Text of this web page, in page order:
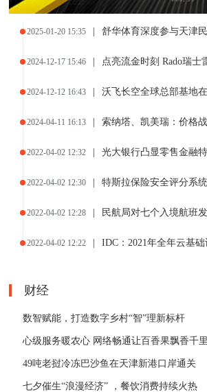
2025-01-20 15:35 舒华体育深度参与天津民
2024-12-17 15:46 点亮流金时刻 Rado瑞士
2024-12-12 16:43 沃飞长空全球总部基地
2024-04-11 16:13 索纳塔、凯美瑞：价格
2022-04-02 12:32 光大银行凸显零售金融
2022-04-02 12:30 特斯拉保险安全评分系
2022-04-02 12:28 民航局对七个入境航班
2022-04-02 12:22 IDC：2021年全年云基础
财经
数智赋能，打造数字乡村“智”理新标杆
心级服务暖农心 网络畅通让百香果飘香千里
49吨老挝冷冻巴沙鱼在天津新港口岸通关
七夕催生“浪漫经济” ，餐饮消费持续火热